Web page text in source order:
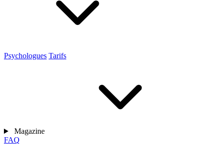
Psychologues Tarifs
Magazine
FAQ